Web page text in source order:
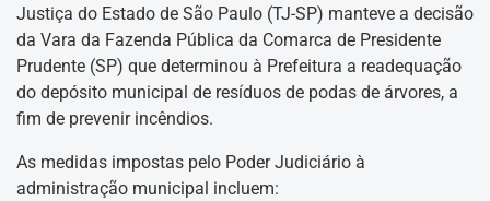
Justiça do Estado de São Paulo (TJ-SP) manteve a decisão
da Vara da Fazenda Pública da Comarca de Presidente
Prudente (SP) que determinou à Prefeitura a readequação
do depósito municipal de resíduos de podas de árvores, a
fim de prevenir incêndios.
As medidas impostas pelo Poder Judiciário à
administração municipal incluem: